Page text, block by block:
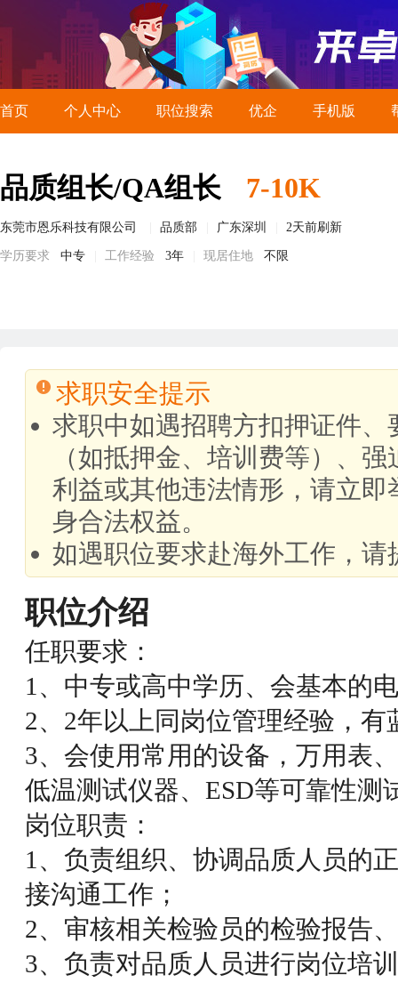
首页 个人中心 职位搜索 优企 手机版
品质组长/QA组长 7-10K
东莞市恩乐科技有限公司 品质部 广东深圳 2天前刷新
学历要求 中专 工作经验 3年 现居住地 不限
求职安全提示
求职中如遇招聘方扣押证件
（如抵押金、培训费等）、
利益或其他违法情形，请立
身合法权益。
如遇职位要求赴海外工作，
职位介绍
任职要求：
1、中专或高中学历、会基本的
2、2年以上同岗位管理经验，
3、会使用常用的设备，万用表
低温测试仪器、ESD等可靠性测
岗位职责：
1、负责组织、协调品质人员的
接沟通工作；
2、审核相关检验员的检验报告
3、负责对品质人员进行岗位培